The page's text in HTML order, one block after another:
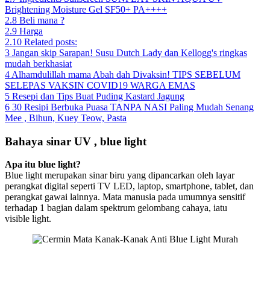
Brightening Moisture Gel SF50+ PA++++
2.8 Beli mana ?
2.9 Harga
2.10 Related posts:
3 Jangan skip Sarapan! Susu Dutch Lady dan Kellogg's ringkas
mudah berkhasiat
4 Alhamdulillah mama Abah dah Divaksin! TIPS SEBELUM
SELEPAS VAKSIN COVID19 WARGA EMAS
5 Resepi dan Tips Buat Puding Kastard Jagung
6 30 Resipi Berbuka Puasa TANPA NASI Paling Mudah Senang
Mee , Bihun, Kuey Teow, Pasta
Bahaya sinar UV , blue light
Apa itu blue light?
Blue light merupakan sinar biru yang dipancarkan oleh layar
perangkat digital seperti TV LED, laptop, smartphone, tablet, dan
perangkat gawai lainnya. Mata manusia pada umumnya sensitif
terhadap 1 bagian dalam spektrum gelombang cahaya, iatu
visible light.